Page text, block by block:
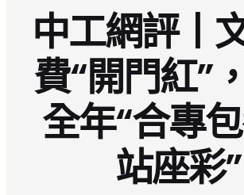
中工網評丨
費“開門紅”
全年“合專
站座彩”